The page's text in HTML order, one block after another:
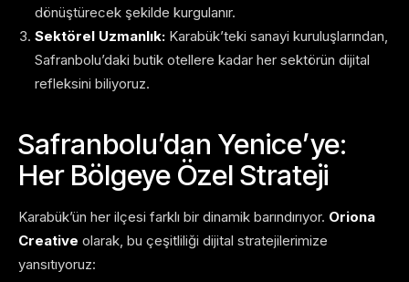
dönüştürecek şekilde kurgulanır.
Sektörel Uzmanlık: Karabük’teki sanayi kuruluşlarından,
Safranbolu’daki butik otellere kadar her sektörün dijital
refleksini biliyoruz.
Safranbolu’dan Yenice’ye:
Her Bölgeye Özel Strateji
Karabük’ün her ilçesi farklı bir dinamik barındırıyor. Oriona
Creative olarak, bu çeşitliliği dijital stratejilerimize
yansıtıyoruz: